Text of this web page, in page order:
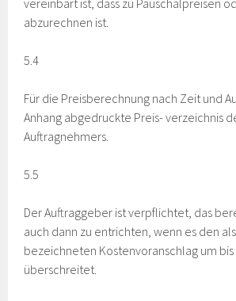
vereinbart ist, dass zu Pauschalpreisen
abzurechnen ist.
5.4
Für die Preisberechnung nach Zeit und
Anhang abgedruckte Preis- verzeichnis
Auftragnehmers.
5.5
Der Auftraggeber ist verpflichtet, das
auch dann zu entrichten, wenn es den
bezeichneten Kostenvoranschlag um bis
überschreitet.